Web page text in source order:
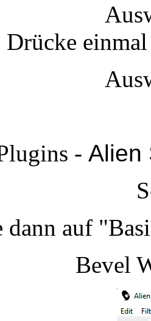
Drücke
- Alien
dann auf
Bevel